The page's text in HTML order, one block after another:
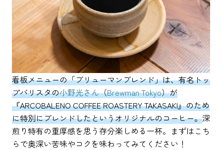
看板メニューの「ブリューマンブレンド」は、有名トッ
プバリスタの小野光さん（Brewman Tokyo）が
『ARCOBALENO COFFEE ROASTERY TAKASAKI』のため
に特別にブレンドしたというオリジナルのコーヒー。深
煎り特有の重厚感を思う存分楽しめる一杯。まずはこち
らで奥深い苦味やコクを味わってみてください！